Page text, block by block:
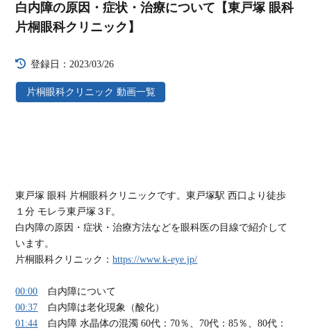
白内障の原因・症状・治療について【東戸塚 眼科
片桐眼科クリニック】
登録日：2023/03/26
片桐眼科クリニック 動画一覧
東戸塚 眼科 片桐眼科クリニックです。東戸塚駅 西口より徒歩
１分 モレラ東戸塚３F。
白内障の原因・症状・治療方法などを眼科医の目線で紹介して
います。
片桐眼科クリニック：https://www.k-eye.jp/
00:00
白内障について
00:37
白内障は老化現象（酸化）
01:44
白内障 水晶体の混濁 60代：70％、70代：85％、80代：